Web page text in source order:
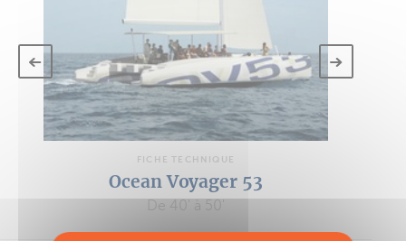
FICHE TECHNIQUE
Ocean Voyager 53
De 40' à 50'